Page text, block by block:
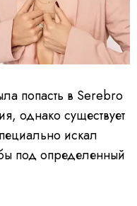
попасть в Serebro
однако существует
искал
под определенный